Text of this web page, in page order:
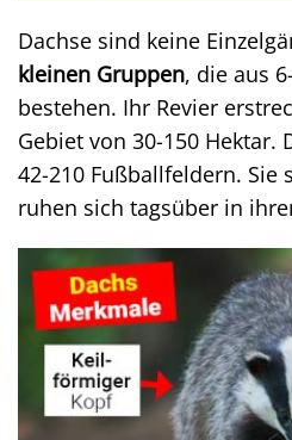
Dachse sind keine
kleinen Gruppen, die aus
bestehen. Ihr Revier
Gebiet von 30-150 Hektar.
42-210 Fußballfeldern. Sie
ruhen sich tagsüber in